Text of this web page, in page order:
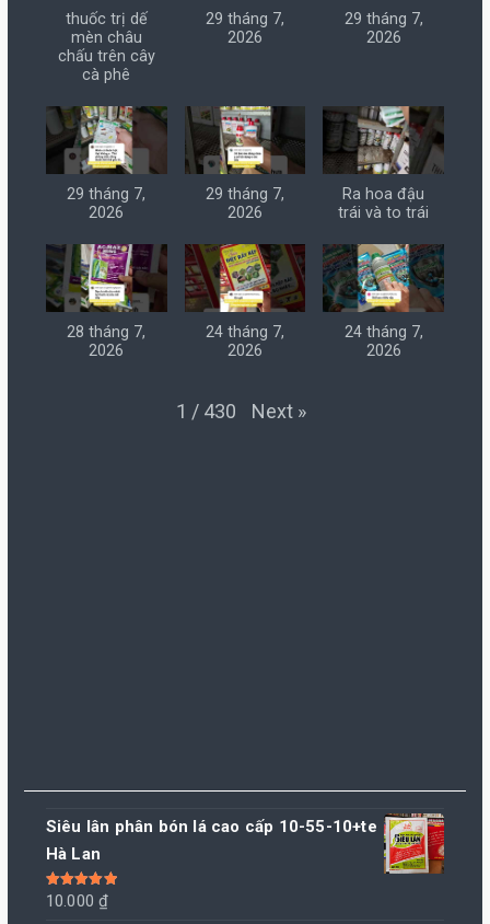
thuốc trị dế
mèn châu
chấu trên cây
cà phê
29 tháng 7,
2026
29 tháng 7,
2026
29 tháng 7,
2026
29 tháng 7,
2026
Ra hoa đậu
trái và to trái
28 tháng 7,
2026
24 tháng 7,
2026
24 tháng 7,
2026
1 / 430 Next »
Siêu lân phân bón lá cao cấp 10-55-10+te
Hà Lan
Được xếp
5.005
10.000₫